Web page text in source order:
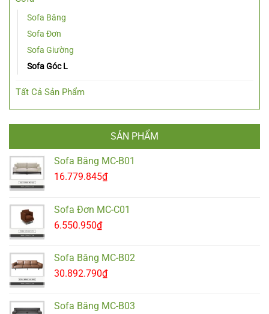
Sofa Băng
Sofa Đơn
Sofa Giường
Sofa Góc L
Tất Cả Sản Phẩm
SẢN PHẨM
Sofa Băng MC-B01
16.779.845₫
Sofa Đơn MC-C01
6.550.950₫
Sofa Băng MC-B02
30.892.790₫
Sofa Băng MC-B03